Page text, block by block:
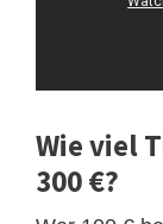
Wie viel
300 €?